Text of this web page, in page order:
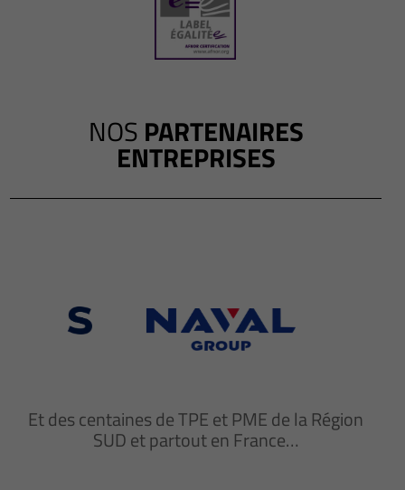
NOS PARTENAIRES
ENTREPRISES
Et des centaines de TPE et PME de la Région
SUD et partout en France…